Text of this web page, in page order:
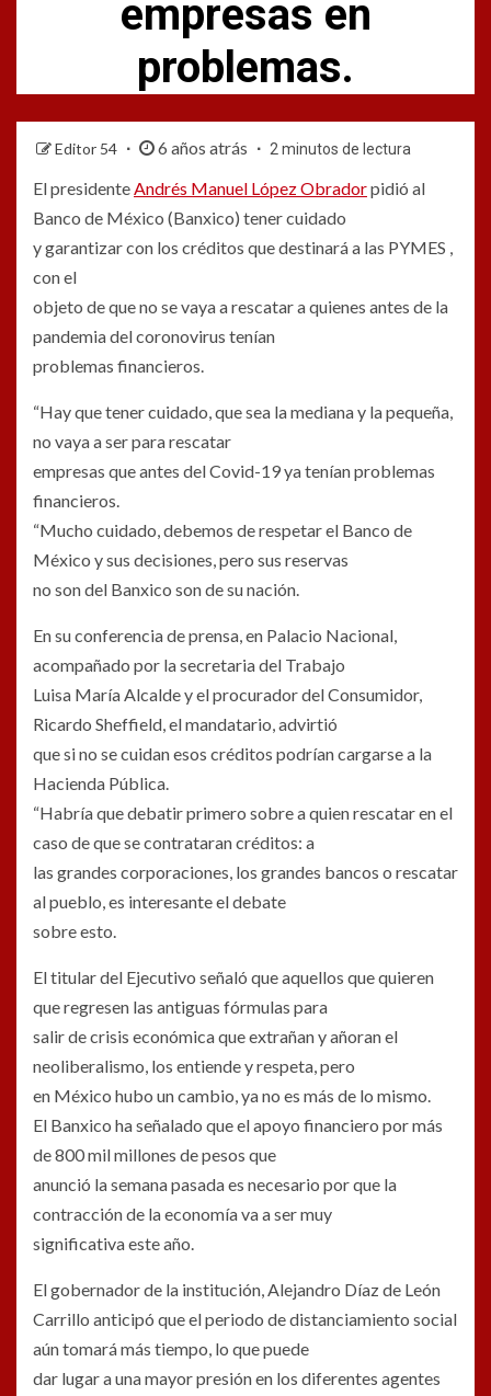
empresas en
problemas.
Editor 54 6 años atrás 2 minutos de lectura
El presidenteAndrés Manuel López Obradorpidió al
Banco de México (Banxico) tener cuidado
y garantizar con los créditos que destinará a las PYMES ,
con el
objeto de que no se vaya a rescatar a quienes antes de la
pandemia del coronovirus tenían
problemas financieros.
“Hay que tener cuidado, que sea la mediana y la pequeña,
no vaya a ser para rescatar
empresas que antes del Covid-19 ya tenían problemas
financieros.
“Mucho cuidado, debemos de respetar el Banco de
México y sus decisiones, pero sus reservas
no son del Banxico son de su nación.
En su conferencia de prensa, en Palacio Nacional,
acompañado por la secretaria del Trabajo
Luisa María Alcalde y el procurador del Consumidor,
Ricardo Sheffield, el mandatario, advirtió
que si no se cuidan esos créditos podrían cargarse a la
Hacienda Pública.
“Habría que debatir primero sobre a quien rescatar en el
caso de que se contrataran créditos: a
las grandes corporaciones, los grandes bancos o rescatar
al pueblo, es interesante el debate
sobre esto.
El titular del Ejecutivo señaló que aquellos que quieren
que regresen las antiguas fórmulas para
salir de crisis económica que extrañan y añoran el
neoliberalismo, los entiende y respeta, pero
en México hubo un cambio, ya no es más de lo mismo.
El Banxico ha señalado que el apoyo financiero por más
de 800 mil millones de pesos que
anunció la semana pasada es necesario por que la
contracción de la economía va a ser muy
significativa este año.
El gobernador de la institución, Alejandro Díaz de León
Carrillo anticipó que el periodo de distanciamiento social
aún tomará más tiempo, lo que puede
dar lugar a una mayor presión en los diferentes agentes